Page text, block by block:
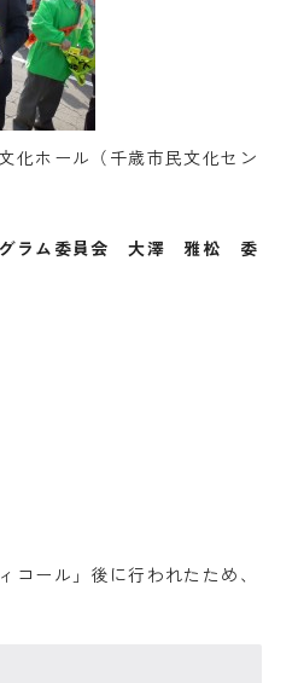
ホール（千歳市民文化セン
グラム委員会 大澤 雅松 委
ール」後に行われたため、